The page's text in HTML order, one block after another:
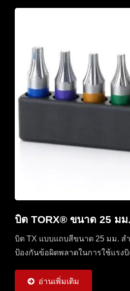
บิต TORX® ขนาด 25 มม.
บิต TX แบบแถบสีขนาด 25 มม. ส
ป้องกันข้อผิดพลาดในการใช้แรงบิ
อ่านเพิ่มเติม